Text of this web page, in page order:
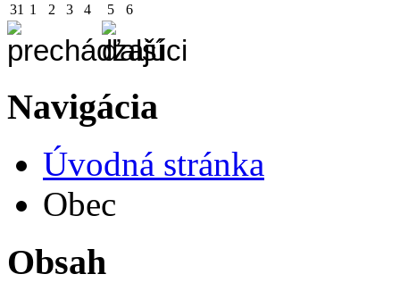
31 1 2 3 4 5 6
Navigácia
Úvodná stránka
Obec
Obsah